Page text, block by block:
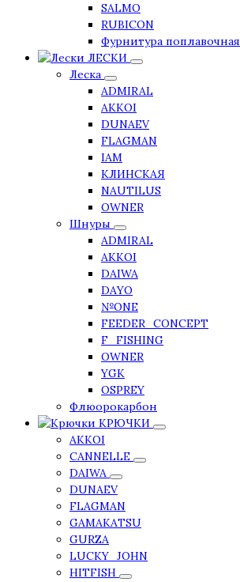
SALMO
RUBICON
Фурнитура поплавочная
ЛЕСКИ
Леска
ADMIRAL
AKKOI
DUNAEV
FLAGMAN
IAM
КЛИНСКАЯ
NAUTILUS
OWNER
Шнуры
ADMIRAL
AKKOI
DAIWA
DAYO
№ONE
FEEDER_CONCEPT
F_FISHING
OWNER
YGK
OSPREY
Флюорокарбон
КРЮЧКИ
AKKOI
CANNELLE
DAIWA
DUNAEV
FLAGMAN
GAMAKATSU
GURZA
LUCKY_JOHN
HITFISH